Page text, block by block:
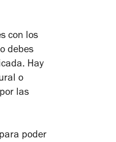
con los
debes
Hay
o
las
poder